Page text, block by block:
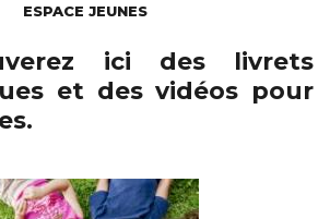
ESPACE JEUNES
ici des livrets
et des vidéos pour